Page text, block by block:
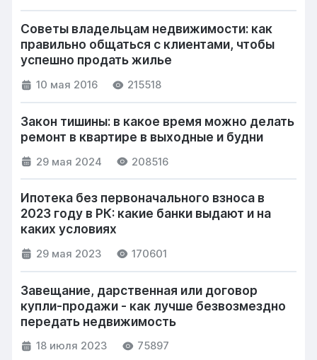
Советы владельцам недвижимости: как
правильно общаться с клиентами, чтобы
успешно продать жилье
10 мая 2016 215518
Закон тишины: в какое время можно делать
ремонт в квартире в выходные и будни
29 мая 2024 208516
Ипотека без первоначального взноса в
2023 году в РК: какие банки выдают и на
каких условиях
29 мая 2023 170601
Завещание, дарственная или договор
купли-продажи - как лучше безвозмездно
передать недвижимость
18 июля 2023 75897